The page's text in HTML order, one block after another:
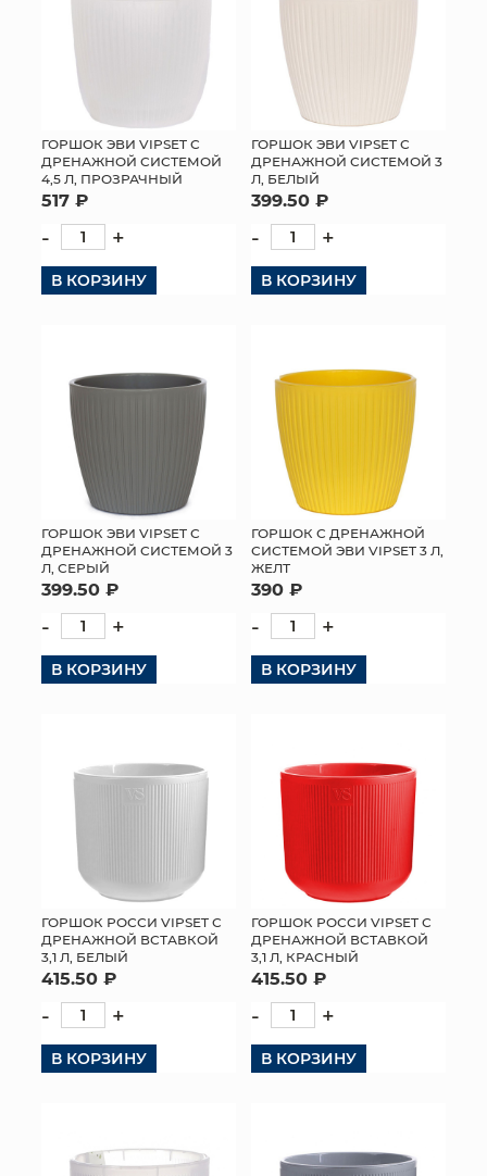
ИСКУССТВЕННЫЕ ЦВЕТЫ
ПАКЕТЫ И СУМКИ
ТОРГОВЫЙ ЦЕНТР
ОПТОВЫМ КЛИЕНТАМ
ДОСТАВКА И ОПЛАТА
ГОРШОК ЭВИ VIPSET С
ДРЕНАЖНОЙ СИСТЕМОЙ
4,5 Л, ПРОЗРАЧНЫЙ
517 ₽
- +
В КОРЗИНУ
ГОРШОК ЭВИ VIPSET С
ДРЕНАЖНОЙ СИСТЕМОЙ 3
Л, БЕЛЫЙ
399.50 ₽
- +
В КОРЗИНУ
ГОРШОК ЭВИ VIPSET С
ДРЕНАЖНОЙ СИСТЕМОЙ 3
Л, СЕРЫЙ
399.50 ₽
- +
В КОРЗИНУ
ГОРШОК С ДРЕНАЖНОЙ
СИСТЕМОЙ ЭВИ VIPSET 3 Л,
ЖЕЛТ
390 ₽
- +
В КОРЗИНУ
ГОРШОК РОССИ VIPSET С
ДРЕНАЖНОЙ ВСТАВКОЙ
3,1 Л, БЕЛЫЙ
415.50 ₽
- +
В КОРЗИНУ
ГОРШОК РОССИ VIPSET С
ДРЕНАЖНОЙ ВСТАВКОЙ
3,1 Л, КРАСНЫЙ
415.50 ₽
- +
В КОРЗИНУ